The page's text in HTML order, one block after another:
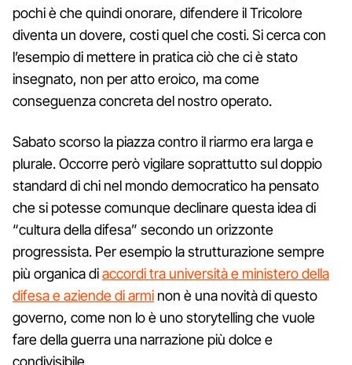
pochi è che quindi onorare, difendere il Tricolore
diventa un dovere, costi quel che costi. Si cerca con
l’esempio di mettere in pratica ciò che ci è stato
insegnato, non per atto eroico, ma come
conseguenza concreta del nostro operato.
Sabato scorso la piazza contro il riarmo era larga e
plurale. Occorre però vigilare soprattutto sul doppio
standard di chi nel mondo democratico ha pensato
che si potesse comunque declinare questa idea di
“cultura della difesa” secondo un orizzonte
progressista. Per esempio la strutturazione sempre
più organica diaccordi tra università e ministero della
difesa e aziende di armi non è una novità di questo
governo, come non lo è uno storytelling che vuole
fare della guerra una narrazione più dolce e
condivisibile.